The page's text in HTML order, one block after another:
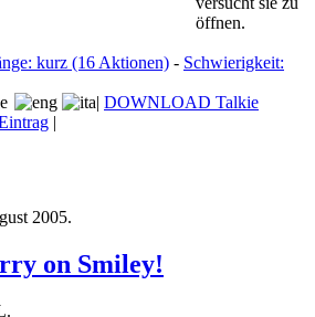
öffnen.
kurz (16 Aktionen) - Schwierigkeit:
| DOWNLOAD Talkie
|
2005.
on Smiley!